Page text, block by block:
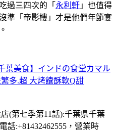
過三四次的「 永利軒 」也值得
準「帝影樓」才是他們年節宴
葉美食】インドの食堂カマル
多.超 大烤饢酥軟Q甜
(第七季第11話):千葉県千葉
話:+81432462555，營業時